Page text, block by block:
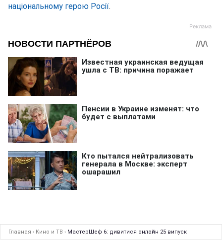
національному герою Росії.
Главная › Кино и ТВ › МастерШеф 6: дивитися онлайн 25 випуск